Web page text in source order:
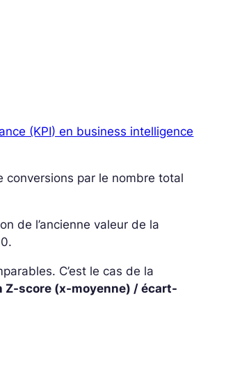
(KPI) en business intelligence
par le nombre total
de l’ancienne valeur de la
C’est le cas de la
Z-score (x-moyenne) / écart-